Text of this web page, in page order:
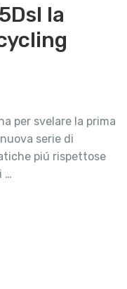
la
per svelare la prima
serie di
piú rispettose
…